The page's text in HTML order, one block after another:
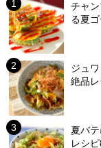
チャ
る夏
ジュ
絶品
夏バ
レシ